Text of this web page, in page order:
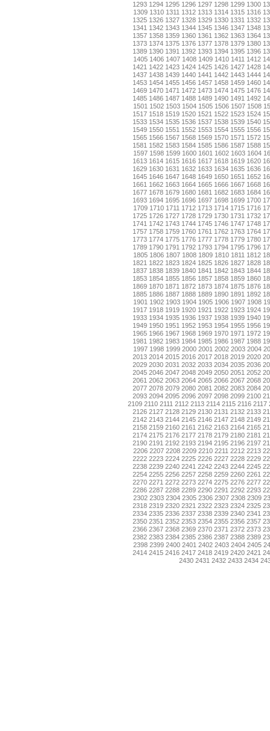
1293 1294 1295 1296 1297 1298 1299 1300
1309 1310 1311 1312 1313 1314 1315 1316
1325 1326 1327 1328 1329 1330 1331 1332
1341 1342 1343 1344 1345 1346 1347 1348
1357 1358 1359 1360 1361 1362 1363 1364
1373 1374 1375 1376 1377 1378 1379 1380
1389 1390 1391 1392 1393 1394 1395 1396
1405 1406 1407 1408 1409 1410 1411 1412
1421 1422 1423 1424 1425 1426 1427 1428
1437 1438 1439 1440 1441 1442 1443 1444
1453 1454 1455 1456 1457 1458 1459 1460
1469 1470 1471 1472 1473 1474 1475 1476
1485 1486 1487 1488 1489 1490 1491 1492
1501 1502 1503 1504 1505 1506 1507 1508
1517 1518 1519 1520 1521 1522 1523 1524
1533 1534 1535 1536 1537 1538 1539 1540
1549 1550 1551 1552 1553 1554 1555 1556
1565 1566 1567 1568 1569 1570 1571 1572
1581 1582 1583 1584 1585 1586 1587 1588
1597 1598 1599 1600 1601 1602 1603 1604
1613 1614 1615 1616 1617 1618 1619 1620
1629 1630 1631 1632 1633 1634 1635 1636
1645 1646 1647 1648 1649 1650 1651 1652
1661 1662 1663 1664 1665 1666 1667 1668
1677 1678 1679 1680 1681 1682 1683 1684
1693 1694 1695 1696 1697 1698 1699 1700
1709 1710 1711 1712 1713 1714 1715 1716
1725 1726 1727 1728 1729 1730 1731 1732
1741 1742 1743 1744 1745 1746 1747 1748
1757 1758 1759 1760 1761 1762 1763 1764
1773 1774 1775 1776 1777 1778 1779 1780
1789 1790 1791 1792 1793 1794 1795 1796
1805 1806 1807 1808 1809 1810 1811 1812
1821 1822 1823 1824 1825 1826 1827 1828
1837 1838 1839 1840 1841 1842 1843 1844
1853 1854 1855 1856 1857 1858 1859 1860
1869 1870 1871 1872 1873 1874 1875 1876
1885 1886 1887 1888 1889 1890 1891 1892
1901 1902 1903 1904 1905 1906 1907 1908
1917 1918 1919 1920 1921 1922 1923 1924
1933 1934 1935 1936 1937 1938 1939 1940
1949 1950 1951 1952 1953 1954 1955 1956
1965 1966 1967 1968 1969 1970 1971 1972
1981 1982 1983 1984 1985 1986 1987 1988
1997 1998 1999 2000 2001 2002 2003 2004
2013 2014 2015 2016 2017 2018 2019 2020
2029 2030 2031 2032 2033 2034 2035 2036
2045 2046 2047 2048 2049 2050 2051 2052
2061 2062 2063 2064 2065 2066 2067 2068
2077 2078 2079 2080 2081 2082 2083 2084
2093 2094 2095 2096 2097 2098 2099 2100
2109 2110 2111 2112 2113 2114 2115 2116 2117
2126 2127 2128 2129 2130 2131 2132 2133
2142 2143 2144 2145 2146 2147 2148 2149
2158 2159 2160 2161 2162 2163 2164 2165
2174 2175 2176 2177 2178 2179 2180 2181
2190 2191 2192 2193 2194 2195 2196 2197
2206 2207 2208 2209 2210 2211 2212 2213
2222 2223 2224 2225 2226 2227 2228 2229
2238 2239 2240 2241 2242 2243 2244 2245
2254 2255 2256 2257 2258 2259 2260 2261
2270 2271 2272 2273 2274 2275 2276 2277
2286 2287 2288 2289 2290 2291 2292 2293
2302 2303 2304 2305 2306 2307 2308 2309
2318 2319 2320 2321 2322 2323 2324 2325
2334 2335 2336 2337 2338 2339 2340 2341
2350 2351 2352 2353 2354 2355 2356 2357
2366 2367 2368 2369 2370 2371 2372 2373
2382 2383 2384 2385 2386 2387 2388 2389
2398 2399 2400 2401 2402 2403 2404 2405
2414 2415 2416 2417 2418 2419 2420 2421
2430 2431 2432 2433 2434